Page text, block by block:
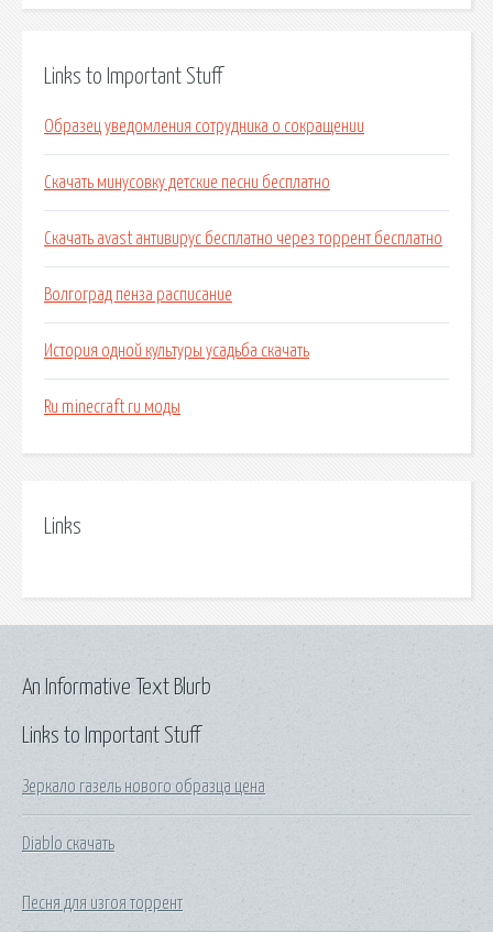
Links to Important Stuff
Образец уведомления сотрудника о сокращении
Скачать минусовку детские песни бесплатно
Скачать avast антивирус бесплатно через торрент бесплатно
Волгоград пенза расписание
История одной культуры усадьба скачать
Ru minecraft ru моды
Links
Links to Important Stuff
Зеркало газель нового образца цена
Diablo скачать
Песня для изгоя торрент
An Informative Text Blurb